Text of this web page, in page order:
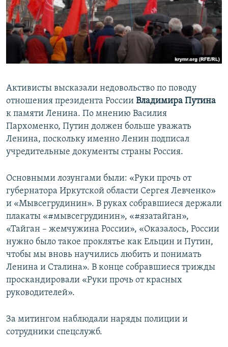
Активисты высказали недовольство по поводу
отношения президента России Владимира Путина
к памяти Ленина. По мнению Василия
Пархоменко, Путин должен больше уважать
Ленина, поскольку именно Ленин подписал
учредительные документы страны Россия.
Основными лозунгами были: «Руки прочь от
губернатора Иркутской области Сергея Левченко»
и «Мывсегрудинин». В руках собравшиеся держали
плакаты «#мывсегрудинин», «#язатайган»,
«Тайган – жемчужина России», «Оказалось, России
нужно было такое проклятье как Ельцин и Путин,
чтобы мы вновь научились любить и понимать
Ленина и Сталина». В конце собравшиеся трижды
проскандировали «Руки прочь от красных
руководителей».
За митингом наблюдали наряды полиции и
сотрудники спецслужб.